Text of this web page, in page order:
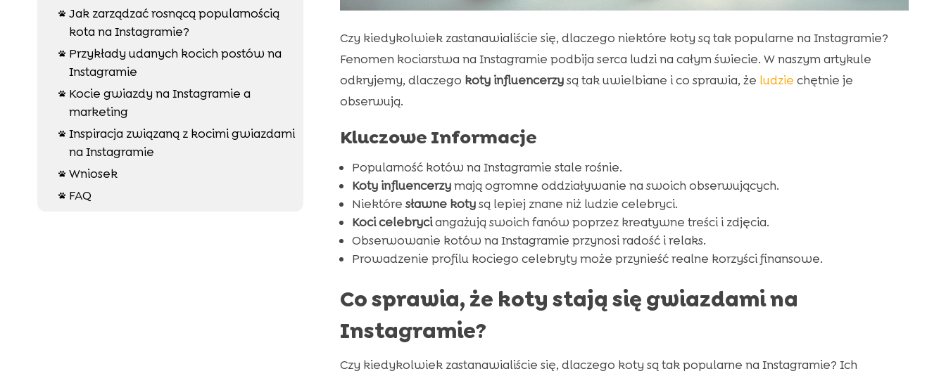
 Jak zarządzać rosnącą popularnością
kota na Instagramie?

Przykłady udanych kocich postów na
Instagramie

Kocie gwiazdy na Instagramie a
marketing
 Inspiracja związaną z kocimi gwiazdami
na Instagramie
 Wniosek
 FAQ
Czy kiedykolwiek zastanawialiście się, dlaczego niektóre koty są tak popularne na Instagramie?
Fenomen kociarstwa na Instagramie podbija serca ludzi na całym świecie. W naszym artykule
odkryjemy, dlaczego koty influencerzysą tak uwielbiane i co sprawia, że ludzie chętnie je
obserwują.
Kluczowe Informacje
Popularność kotów na Instagramie stale rośnie.
Koty influencerzymają ogromne oddziaływanie na swoich obserwujących.
Niektóre sławne kotysą lepiej znane niż ludzie celebryci.
Koci celebryciangażują swoich fanów poprzez kreatywne treści i zdjęcia.
Obserwowanie kotów na Instagramie przynosi radość i relaks.
Prowadzenie profilu kociego celebryty może przynieść realne korzyści finansowe.
Co sprawia, że koty stają się gwiazdami na
Instagramie?
Czy kiedykolwiek zastanawialiście się, dlaczego koty są tak popularne na Instagramie? Ich